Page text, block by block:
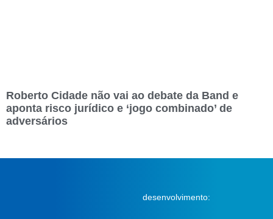
Roberto Cidade não vai ao debate da Band e
aponta risco jurídico e ‘jogo combinado’ de
adversários
desenvolvimento: